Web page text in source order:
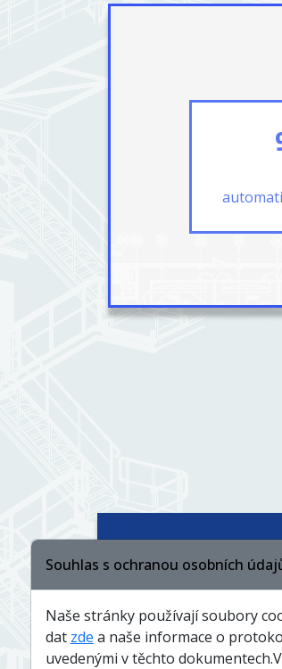
Souhlas s ochranou osobních
Naše stránky používají soubory
dat zde a naše informace o
uvedenými v těchto
Čím se řídíme
Pro dodavatele